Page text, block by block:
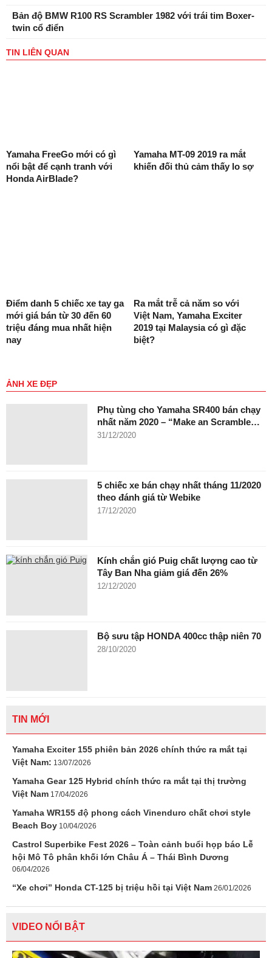
Bản độ BMW R100 RS Scrambler 1982 với trái tim Boxer-
twin cổ điển
TIN LIÊN QUAN
Yamaha FreeGo mới có gì
nổi bật để cạnh tranh với
Honda AirBlade?
Yamaha MT-09 2019 ra mắt
khiến đối thủ cảm thấy lo sợ
Điểm danh 5 chiếc xe tay ga
mới giá bán từ 30 đến 60
triệu đáng mua nhất hiện
nay
Ra mắt trễ cả năm so với
Việt Nam, Yamaha Exciter
2019 tại Malaysia có gì đặc
biệt?
ẢNH XE ĐẸP
Phụ tùng cho Yamaha SR400 bán chạy
nhất năm 2020 – “Make an Scramble…
31/12/2020
5 chiếc xe bán chạy nhất tháng 11/2020
theo đánh giá từ Webike
17/12/2020
Kính chắn gió Puig chất lượng cao từ
Tây Ban Nha giảm giá đến 26%
12/12/2020
Bộ sưu tập HONDA 400cc thập niên 70
28/10/2020
TIN MỚI
Yamaha Exciter 155 phiên bản 2026 chính thức ra mắt tại
Việt Nam: 13/07/2026
Yamaha Gear 125 Hybrid chính thức ra mắt tại thị trường
Việt Nam 17/04/2026
Yamaha WR155 độ phong cách Vinenduro chất chơi style
Beach Boy 10/04/2026
Castrol Superbike Fest 2026 – Toàn cảnh buổi họp báo Lễ
hội Mô Tô phân khối lớn Châu Á – Thái Bình Dương
06/04/2026
“Xe chơi” Honda CT-125 bị triệu hồi tại Việt Nam 26/01/2026
VIDEO NỔI BẬT